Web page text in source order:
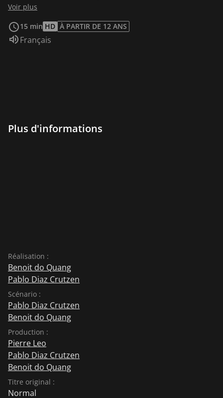
avec de nouveaux yeux. "Normal" emmène le
et des idées préconçues liées à ces troubles grâce à
une narration ouvertement subjective et personnelle.
Voir plus
15 min HD À PARTIR DE 12 ANS
Audio :
Français
Plus d'informations
Réalisation :
Benoit do Quang
Pablo Diaz Crutzen
Scénario :
Pablo Diaz Crutzen
Benoit do Quang
Production :
Pierre Leo
Pablo Diaz Crutzen
Benoit do Quang
Titre original :
Normal